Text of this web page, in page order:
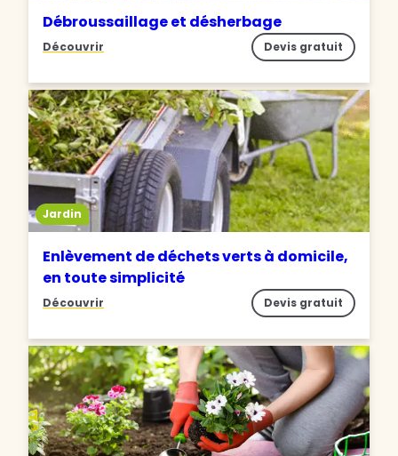
Débroussaillage et désherbage
Découvrir Devis gratuit
Jardin
Enlèvement de déchets verts à domicile,
en toute simplicité
Découvrir Devis gratuit